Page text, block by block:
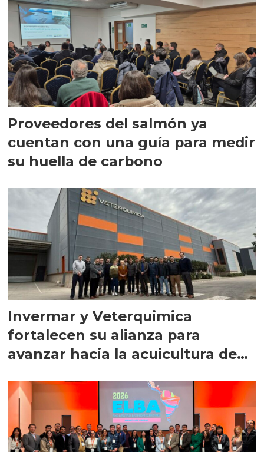
Proveedores del salmón ya
cuentan con una guía para medir
su huella de carbono
Invermar y Veterquimica
fortalecen su alianza para
avanzar hacia la acuicultura de